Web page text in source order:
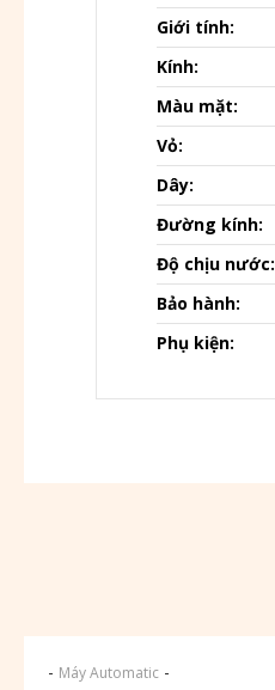
Giới tính:
Kính:
Màu mặt:
Vỏ:
Dây:
Đường kính:
Độ chịu nước:
Bảo hành:
Phụ kiện:
- Máy Automatic -